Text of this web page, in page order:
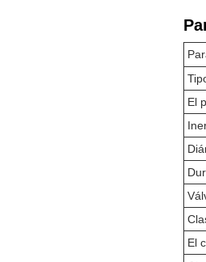
El
El